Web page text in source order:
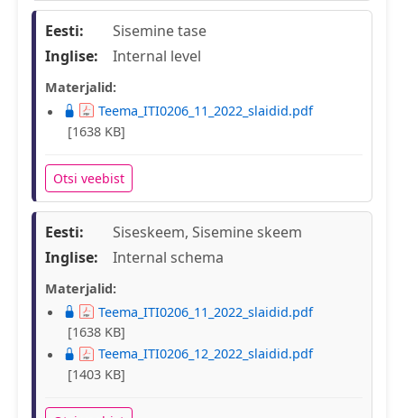
Eesti:
Sisemine tase
Inglise:
Internal level
Materjalid:
Teema_ITI0206_11_2022_slaidid.pdf
[1638 KB]
Otsi veebist
Eesti:
Siseskeem, Sisemine skeem
Inglise:
Internal schema
Materjalid:
Teema_ITI0206_11_2022_slaidid.pdf
[1638 KB]
Teema_ITI0206_12_2022_slaidid.pdf
[1403 KB]